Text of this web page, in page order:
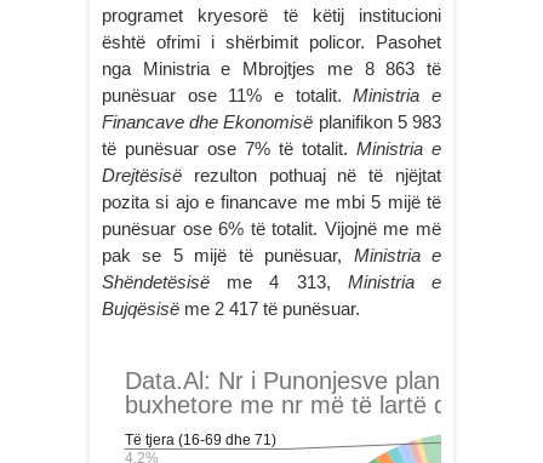
programet kryesorë të këtij institucioni
është ofrimi i shërbimit policor. Pasohet
nga Ministria e Mbrojtjes me 8 863 të
punësuar ose 11% e totalit.Ministria e
Financave dhe Ekonomisë planifikon 5 983
të punësuar ose 7% të totalit. Ministria e
Drejtësisë rezulton pothuaj në të njëjtat
pozita si ajo e financave me mbi 5 mijë të
punësuar ose 6% të totalit. Vijojnë me më
pak se 5 mijë të punësuar, Ministria e
Shëndetësisë me 4 313, Ministria e
Bujqësisë me 2 417 të punësuar.